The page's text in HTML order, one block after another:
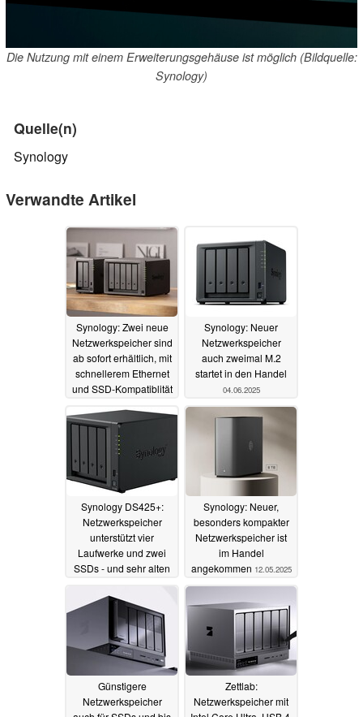
Die Nutzung mit einem Erweiterungsgehäuse ist möglich (Bildquelle:
Synology)
Quelle(n)
Synology
Verwandte Artikel
Synology: Zwei neue
Netzwerkspeicher sind
ab sofort erhältlich, mit
schnellerem Ethernet
und SSD-Kompatiblität
Synology: Neuer
Netzwerkspeicher
auch zweimal M.2
startet in den Handel
04.06.2025
Synology DS425+:
Netzwerkspeicher
unterstützt vier
Laufwerke und zwei
SSDs - und sehr alten
22.05.2025
Synology: Neuer,
besonders kompakter
Netzwerkspeicher ist
im Handel
angekommen 12.05.2025
Günstigere
Netzwerkspeicher
Zettlab:
Netzwerkspeicher mit